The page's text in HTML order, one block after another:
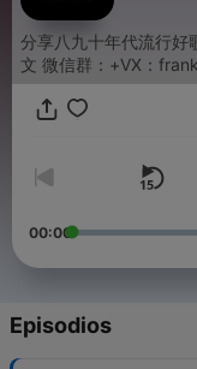
分享八九十年代流行好
文 微信群：+VX：
00:00
Episodios